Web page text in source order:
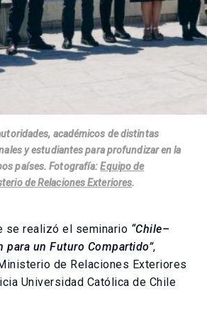
académicos de distintas
y estudiantes para profundizar en la
países. Fotografía:Equipo de
de Relaciones Exteriores.
se realizó el seminario “Chile–
para un Futuro Compartido”,
de Relaciones Exteriores
Universidad Católica de Chile